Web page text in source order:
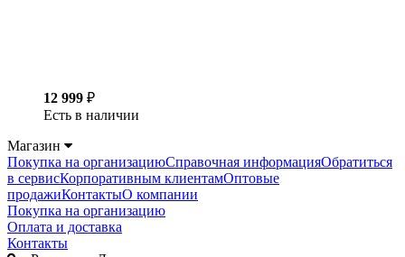
12 999 ₽
Есть в наличии
Магазин
Покупка на организациюСправочная информацияОбратиться
в сервисКорпоративным клиентамОптовые
продажиКонтактыО компании
Покупка на организацию
Оплата и доставка
Контакты